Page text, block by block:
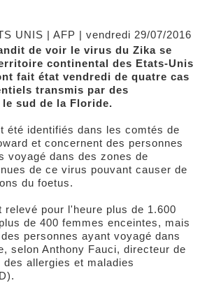
UNIS | AFP | vendredi 29/07/2016
de voir le virus du Zika se
continental des Etats-Unis
fait état vendredi de quatre cas
transmis par des
sud de la Floride.
été identifiés dans les comtés de
et concernent des personnes
voyagé dans des zones de
de ce virus pouvant causer de
du foetus.
relevé pour l'heure plus de 1.600
de 400 femmes enceintes, mais
personnes ayant voyagé dans
selon Anthony Fauci, directeur de
allergies et maladies